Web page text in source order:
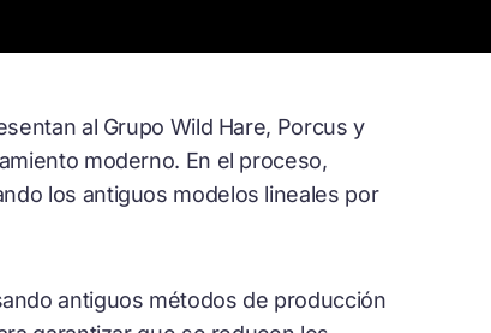
al Grupo Wild Hare, Porcus y
moderno. En el proceso,
los antiguos modelos lineales por
antiguos métodos de producción